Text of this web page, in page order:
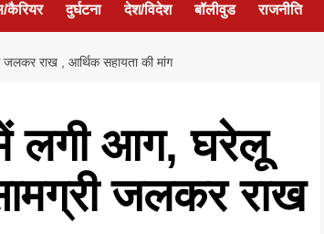
कैरियर दुर्घटना देश/विदेश बॉलीवुड राजनीति
जलकर राख , आर्थिक सहायता की मांग
में लगी आग, घरेलू
जलकर राख